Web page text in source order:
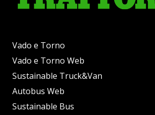
Vado e Torno
Vado e Torno Web
Sustainable Truck&Van
Autobus Web
Sustainable Bus